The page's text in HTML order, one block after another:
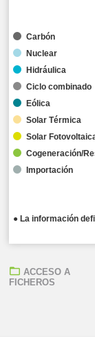
● La información
Carbón
Nuclear
Hidráulica
Ciclo combinado
Eólica
Solar Térmica
Solar
Cogeneración/
Importación
ACCESO A
FICHEROS